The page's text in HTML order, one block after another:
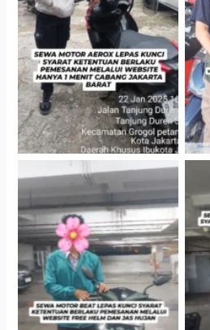
Cabang Jakarta Barat
Cityplaza Jatinegara
Gedung Parkir P6A